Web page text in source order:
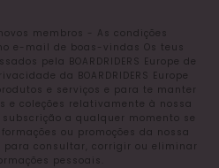
membros - As condições
e-mail de boas-vindas Os teus
pela BOARDRIDERS Europe de
da BOARDRIDERS Europe
e serviços e para te manter
e coleções relativamente à nossa
subscrição a qualquer momento se
ou promoções da nossa
para consultar, corrigir ou eliminar
pessoais.